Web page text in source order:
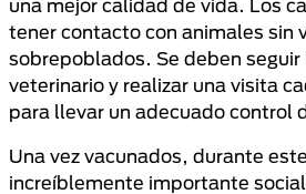
una mejor calidad de vida. Los
tener contacto con animales sin
sobrepoblados. Se deben
veterinario y realizar una visita
para llevar un adecuado control
Una vez vacunados, durante
increíblemente importante